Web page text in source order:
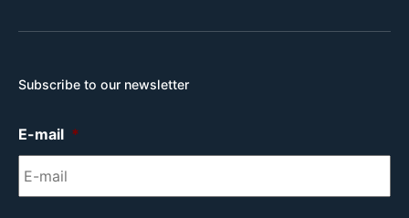
Subscribe to our newsletter
E-mail *